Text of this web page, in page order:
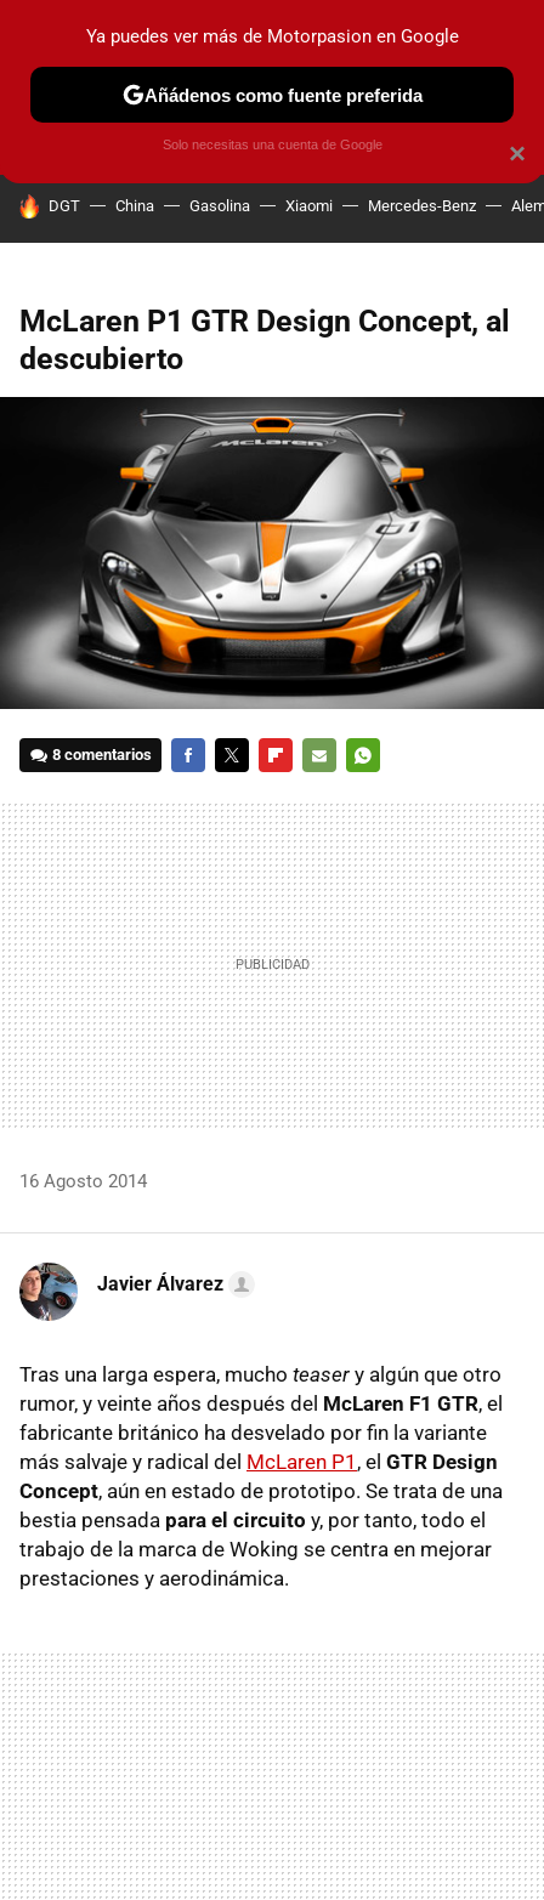
PRUEBAS COCHES ELÉCTRICOS OBSERVATORIO
HOY SE HABLA DE
DGT China Gasolina Xiaomi Mercedes-Benz
McLaren P1 GTR Design Concept, al
descubierto
8 comentarios
MAIL
16 Agosto 2014
Javier Álvarez
Tras una larga espera, mucho teaser y algún que otro
rumor, y veinte años después del McLaren F1 GTR, el
fabricante británico ha desvelado por fin la variante
más salvaje y radical del McLaren P1 , el GTR Design
Concept, aún en estado de prototipo. Se trata de una
bestia pensada para el circuito y, por tanto, todo el
trabajo de la marca de Woking se centra en mejorar
prestaciones y aerodinámica.
×
Ya puedes ver más de Motorpasion en Google
Añádenos como fuente preferida
Solo necesitas una cuenta de Google